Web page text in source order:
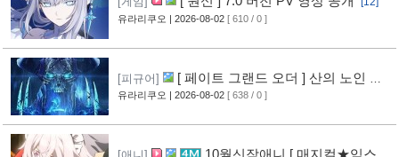
유라리쿠오 | 2026-08-02 [ 610 / 0 ]
[피규어]
[ 페이트 그랜드 오더 ] 산의 노인 신
작 피규어 공개 [16]
유라리쿠오 | 2026-08-02 [ 638 / 0 ]
10월신작애니 [ 매지컬★익스플